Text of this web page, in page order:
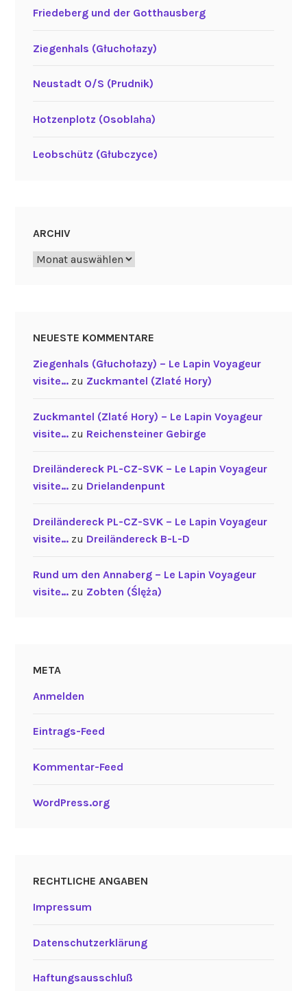
Friedeberg und der Gotthausberg
Ziegenhals (Głuchołazy)
Neustadt O/S (Prudnik)
Hotzenplotz (Osoblaha)
Leobschütz (Głubczyce)
ARCHIV
Archiv
NEUESTE KOMMENTARE
Ziegenhals (Głuchołazy) – Le Lapin Voyageur
visite…zu Zuckmantel (Zlaté Hory)
Zuckmantel (Zlaté Hory) – Le Lapin Voyageur
visite…zu Reichensteiner Gebirge
Dreiländereck PL-CZ-SVK – Le Lapin Voyageur
visite…zu Drielandenpunt
Dreiländereck PL-CZ-SVK – Le Lapin Voyageur
visite…zu Dreiländereck B-L-D
Rund um den Annaberg – Le Lapin Voyageur
visite…zu Zobten (Ślęża)
META
Anmelden
Eintrags-Feed
Kommentar-Feed
WordPress.org
RECHTLICHE ANGABEN
Impressum
Datenschutzerklärung
Haftungsausschluß